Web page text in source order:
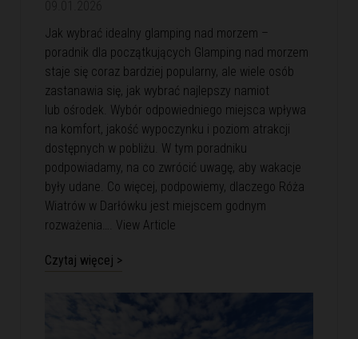
Jak wybrać idealny glamping nad morzem –
poradnik dla początkujących Glamping nad morzem
staje się coraz bardziej popularny, ale wiele osób
zastanawia się, jak wybrać najlepszy namiot
lub ośrodek. Wybór odpowiedniego miejsca wpływa
na komfort, jakość wypoczynku i poziom atrakcji
dostępnych w pobliżu. W tym poradniku
podpowiadamy, na co zwrócić uwagę, aby wakacje
były udane. Co więcej, podpowiemy, dlaczego Róża
Wiatrów w Darłówku jest miejscem godnym
rozważenia…. View Article
Czytaj więcej >